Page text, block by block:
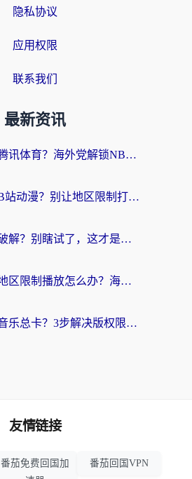
隐私协议
应用权限
联系我们
最新资讯
在美国如何看腾讯体育？海外党解锁NBA欧洲杯直播的终极攻略
在国外如何看B站动漫？别让地区限制打断你的追番节奏
海外看爱奇艺破解？别瞎试了，这才是留学生华人追剧看球的正确打开方式
央视影音海外地区限制播放怎么办？海外党亲测有效的回国加速指南
海外用网易云音乐总卡？3步解决版权限制+卡顿，还能听喜马拉雅！
友情链接
番茄免费回国加
番茄回国VPN